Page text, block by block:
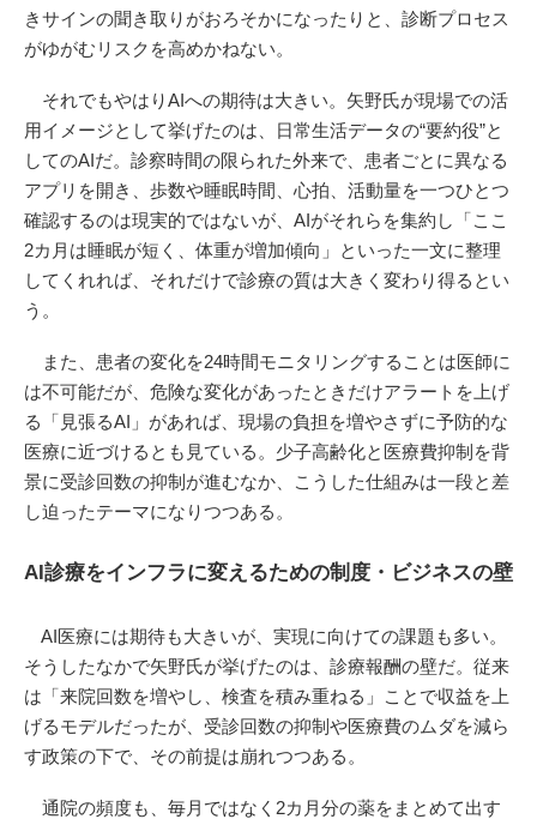
きサインの聞き取りがおろそかになったりと、診断プロセス
がゆがむリスクを高めかねない。
それでもやはりAIへの期待は大きい。矢野氏が現場での活
用イメージとして挙げたのは、日常生活データの“要約役”と
してのAIだ。診察時間の限られた外来で、患者ごとに異なる
アプリを開き、歩数や睡眠時間、心拍、活動量を一つひとつ
確認するのは現実的ではないが、AIがそれらを集約し「ここ
2カ月は睡眠が短く、体重が増加傾向」といった一文に整理
してくれれば、それだけで診療の質は大きく変わり得るとい
う。
また、患者の変化を24時間モニタリングすることは医師に
は不可能だが、危険な変化があったときだけアラートを上げ
る「見張るAI」があれば、現場の負担を増やさずに予防的な
医療に近づけるとも見ている。少子高齢化と医療費抑制を背
景に受診回数の抑制が進むなか、こうした仕組みは一段と差
し迫ったテーマになりつつある。
AI診療をインフラに変えるための制度・ビジネスの壁
AI医療には期待も大きいが、実現に向けての課題も多い。
そうしたなかで矢野氏が挙げたのは、診療報酬の壁だ。従来
は「来院回数を増やし、検査を積み重ねる」ことで収益を上
げるモデルだったが、受診回数の抑制や医療費のムダを減ら
す政策の下で、その前提は崩れつつある。
通院の頻度も、毎月ではなく2カ月分の薬をまとめて出す